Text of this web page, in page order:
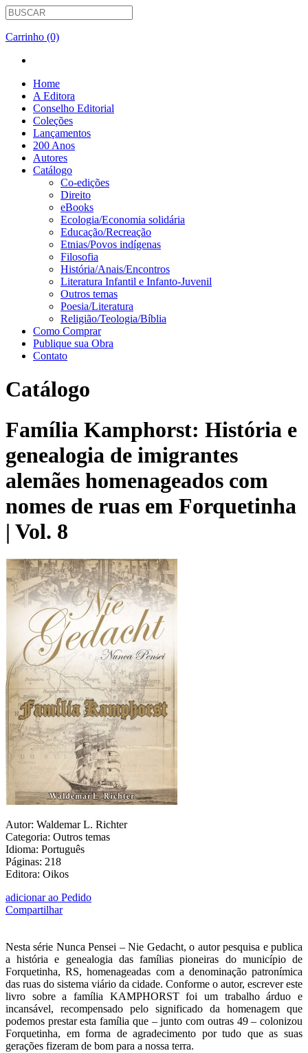
Carrinho (0)
Home
A Editora
Conselho Editorial
Coleções
Lançamentos
200 Anos
Autores
Catálogo
Co-edições
Direito
eBooks
Ecologia/Economia solidária
Educação/Recreação
Etnias/Povos indígenas
Filosofia
História/Anais/Encontros
Literatura Infantil e Infanto-Juvenil
Outros temas
Poesia/Literatura
Religião/Teologia/Bíblia
Como Comprar
Publique sua Obra
Contato
Catálogo
Família Kamphorst: História e
genealogia de imigrantes
alemães homenageados com
nomes de ruas em Forquetinha
| Vol. 8
Autor: Waldemar L. Richter
Categoria: Outros temas
Idioma: Português
Páginas: 218
Editora: Oikos
adicionar ao Pedido
Compartilhar
Nesta série Nunca Pensei – Nie Gedacht, o autor pesquisa e publica
a história e genealogia das famílias pioneiras do município de
Forquetinha, RS, homenageadas com a denominação patronímica
das ruas do sistema viário da cidade. Conforme o autor, escrever este
livro sobre a família KAMPHORST foi um trabalho árduo e
incansável, recompensado pelo significado da homenagem que
podemos prestar esta família que – junto com outras 49 – colonizou
Forquetinha, em forma de agradecimento por tudo que as suas
gerações fizeram de bom para a nossa terra.